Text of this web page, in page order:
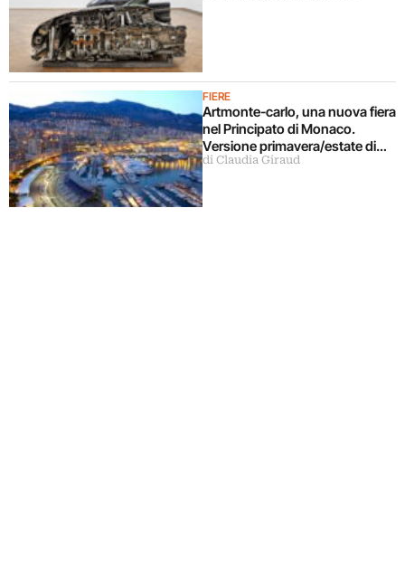
FIERE
Artmonte-carlo, una nuova fiera
nel Principato di Monaco.
Versione primavera/estate di
Artgenève, con 36 gallerie al via:
di Claudia Giraud